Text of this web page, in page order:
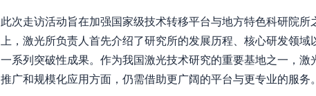
此次走访活动旨在加强国家级技术转移平台与地方特色科研院
上，激光所负责人首先介绍了研究所的发展历程、核心研发领
一系列突破性成果。作为我国激光技术研究的重要基地之一，
推广和规模化应用方面，仍需借助更广阔的平台与更专业的服务。